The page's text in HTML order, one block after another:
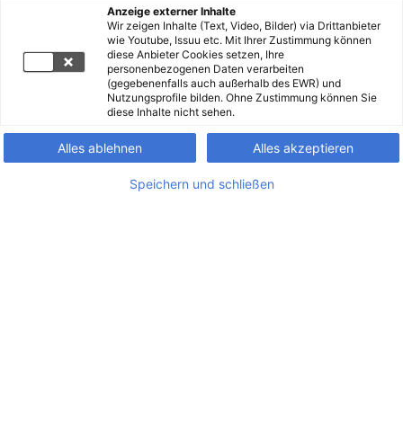
Anzeige externer Inhalte
Wir zeigen Inhalte (Text, Video, Bilder) via Drittanbieter
wie Youtube, Issuu etc. Mit Ihrer Zustimmung können
diese Anbieter Cookies setzen, Ihre
personenbezogenen Daten verarbeiten
(gegebenenfalls auch außerhalb des EWR) und
Nutzungsprofile bilden. Ohne Zustimmung können Sie
diese Inhalte nicht sehen.
Alles ablehnen Alles akzeptieren
Speichern und schließen